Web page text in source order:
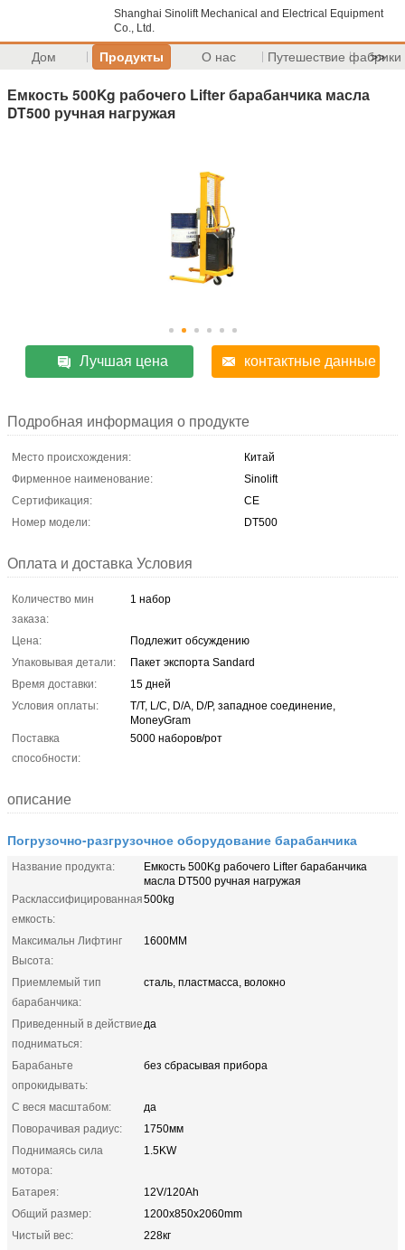
Shanghai Sinolift Mechanical and Electrical Equipment
Co., Ltd.
Дом Продукты О нас Путешествие фабрики
>>
Емкость 500Kg рабочего Lifter барабанчика масла
DT500 ручная нагружая
Лучшая цена контактные данные
Подробная информация о продукте
Место происхождения:
Китай
Фирменное наименование:
Sinolift
Сертификация:
CE
Номер модели:
DT500
Оплата и доставка Условия
Количество мин
заказа:
1 набор
Цена:
Подлежит обсуждению
Упаковывая детали:
Пакет экспорта Sandard
Время доставки:
15 дней
Условия оплаты:
T/T, L/C, D/A, D/P, западное соединение,
MoneyGram
Поставка
способности:
5000 наборов/рот
описание
Погрузочно-разгрузочное оборудование барабанчика
Название продукта:
Емкость 500Kg рабочего Lifter барабанчика
масла DT500 ручная нагружая
Расклассифицированная
емкость:
500kg
Максимальн Лифтинг
Высота:
1600ММ
Приемлемый тип
барабанчика:
сталь, пластмасса, волокно
Приведенный в действие
подниматься:
да
Барабаньте
опрокидывать:
без сбрасывая прибора
С веся масштабом:
да
Поворачивая радиус:
1750мм
Поднимаясь сила
мотора:
1.5KW
Батарея:
12V/120Ah
Общий размер:
1200x850x2060mm
Чистый вес:
228кг